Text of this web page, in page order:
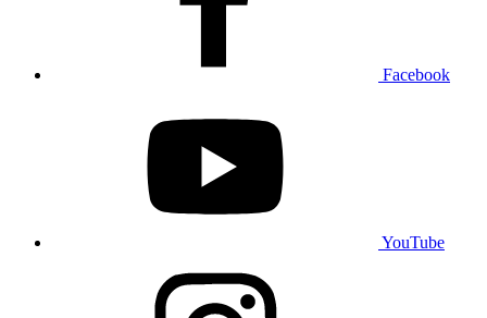
Facebook
YouTube